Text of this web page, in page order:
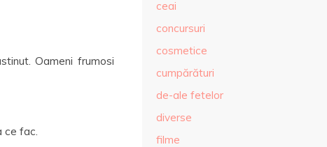
Oameni frumosi
ce fac.
ceai
concursuri
cosmetice
cumpărături
de-ale fetelor
diverse
filme